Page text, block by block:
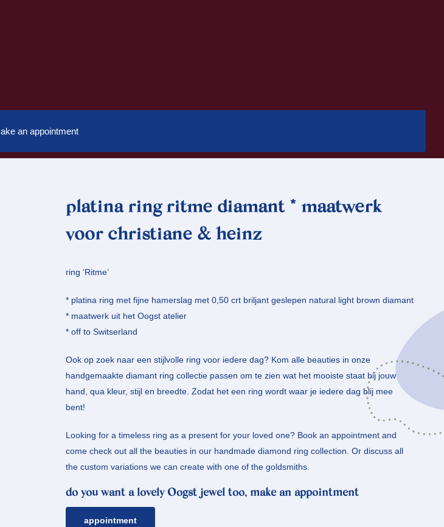
make an appointment
platina ring ritme diamant * maatwerk
voor christiane & heinz
ring ‘Ritme’
* platina ring met fijne hamerslag met 0,50 crt briljant geslepen natural light brown diamant
* maatwerk uit het Oogst atelier
* off to Switserland
Ook op zoek naar een stijlvolle ring voor iedere dag? Kom alle beauties in onze
handgemaakte diamant ring collectie passen om te zien wat het mooiste staat bij jouw
hand, qua kleur, stijl en breedte. Zodat het een ring wordt waar je iedere dag blij mee
bent!
Looking for a timeless ring as a present for your loved one? Book an appointment and
come check out all the beauties in our handmade diamond ring collection. Or discuss all
the custom variations we can create with one of the goldsmiths.
do you want a lovely Oogst jewel too, make an appointment
appointment